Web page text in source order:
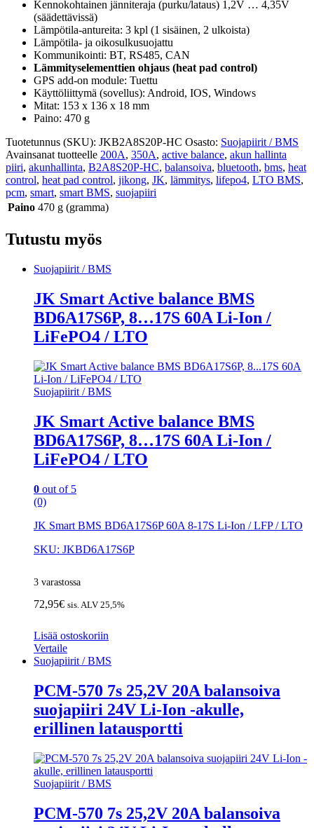
Kennokohtainen jänniteraja (purku/lataus) 1,2V … 4,35V
(säädettävissä)
Lämpötila-antureita: 3 kpl (1 sisäinen, 2 ulkoista)
Lämpötila- ja oikosulkusuojattu
Kommunikointi: BT, RS485, CAN
Lämmityselementtien ohjaus (heat pad control)
GPS add-on module: Tuettu
Käyttöliittymä (sovellus): Android, IOS, Windows
Mitat: 153 x 136 x 18 mm
Paino: 470 g
Tuotetunnus (SKU): JKB2A8S20P-HC Osasto: Suojapiirit / BMS
Avainsanat tuotteelle 200A, 350A, active balance, akun hallinta
piiri, akunhallinta, B2A8S20P-HC, balansoiva, bluetooth, bms, heat
control, heat pad control, jikong, JK, lämmitys, lifepo4, LTO BMS,
pcm, smart, smart BMS, suojapiiri
Paino 470 g (gramma)
Tutustu myös
Suojapiirit / BMS
JK Smart Active balance BMS
BD6A17S6P, 8…17S 60A Li-Ion /
LiFePO4 / LTO
Suojapiirit / BMS
JK Smart Active balance BMS
BD6A17S6P, 8…17S 60A Li-Ion /
LiFePO4 / LTO
0 out of 5
(0)
JK Smart BMS BD6A17S6P 60A 8-17S Li-Ion / LFP / LTO
SKU: JKBD6A17S6P
3 varastossa
72,95€ sis. ALV 25,5%
Lisää ostoskoriin
Vertaile
Suojapiirit / BMS
PCM-570 7s 25,2V 20A balansoiva
suojapiiri 24V Li-Ion -akulle,
erillinen latausportti
Suojapiirit / BMS
PCM-570 7s 25,2V 20A balansoiva